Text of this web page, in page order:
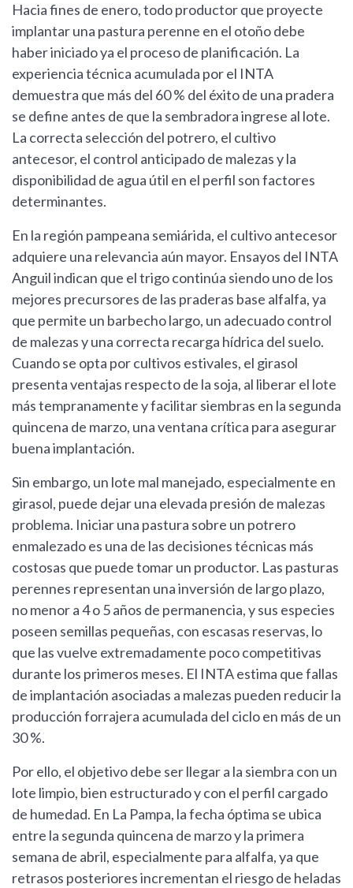
Hacia fines de enero, todo productor que proyecte
implantar una pastura perenne en el otoño debe
haber iniciado ya el proceso de planificación. La
experiencia técnica acumulada por el INTA
demuestra que más del 60 % del éxito de una pradera
se define antes de que la sembradora ingrese al lote.
La correcta selección del potrero, el cultivo
antecesor, el control anticipado de malezas y la
disponibilidad de agua útil en el perfil son factores
determinantes.
En la región pampeana semiárida, el cultivo antecesor
adquiere una relevancia aún mayor. Ensayos del INTA
Anguil indican que el trigo continúa siendo uno de los
mejores precursores de las praderas base alfalfa, ya
que permite un barbecho largo, un adecuado control
de malezas y una correcta recarga hídrica del suelo.
Cuando se opta por cultivos estivales, el girasol
presenta ventajas respecto de la soja, al liberar el lote
más tempranamente y facilitar siembras en la segunda
quincena de marzo, una ventana crítica para asegurar
buena implantación.
Sin embargo, un lote mal manejado, especialmente en
girasol, puede dejar una elevada presión de malezas
problema. Iniciar una pastura sobre un potrero
enmalezado es una de las decisiones técnicas más
costosas que puede tomar un productor. Las pasturas
perennes representan una inversión de largo plazo,
no menor a 4 o 5 años de permanencia, y sus especies
poseen semillas pequeñas, con escasas reservas, lo
que las vuelve extremadamente poco competitivas
durante los primeros meses. El INTA estima que fallas
de implantación asociadas a malezas pueden reducir la
producción forrajera acumulada del ciclo en más de un
30 %.
Por ello, el objetivo debe ser llegar a la siembra con un
lote limpio, bien estructurado y con el perfil cargado
de humedad. En La Pampa, la fecha óptima se ubica
entre la segunda quincena de marzo y la primera
semana de abril, especialmente para alfalfa, ya que
retrasos posteriores incrementan el riesgo de heladas